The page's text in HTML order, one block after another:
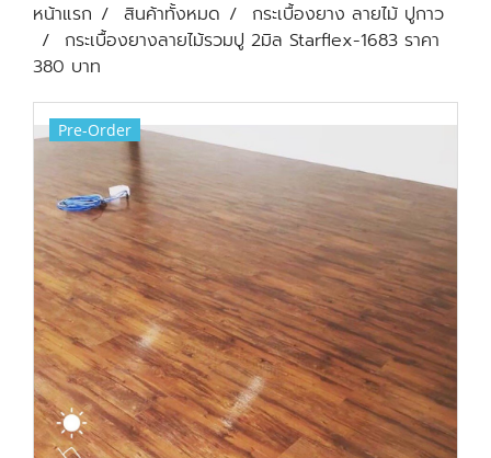
หน้าแรก สินค้าทั้งหมด
กระเบื้องยาง ลายไม้ ปูกาว
กระเบื้องยางลายไม้รวมปู 2มิล Starflex-1683 ราคา
380 บาท
Pre-Order